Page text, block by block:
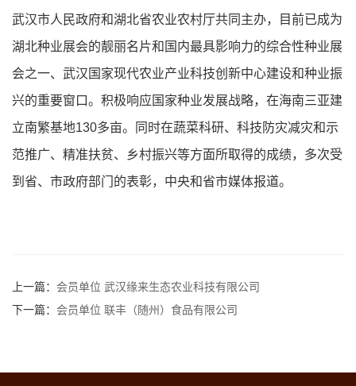
武汉市人民政府和湖北省农业农村厅共同主办，目前已成为
湖北种业展会的靓丽名片和国内最具影响力的综合性种业展
会之一、武汉国家现代农业产业科技创新中心建设和种业振
兴的重要窗口。积极响应国家种业发展战略，在海南三亚建
立南繁基地130多亩。同时在蔬菜科研、科技防灾减灾和示
范推广、精准扶贫、乡村振兴等方面所取得的成绩，多次受
到省、市政府部门的表彰，中央和省市媒体报道。
上一篇： 会员单位 武汉缘来生态农业科技有限公司
下一篇： 会员单位 联丰（随州）食品有限公司